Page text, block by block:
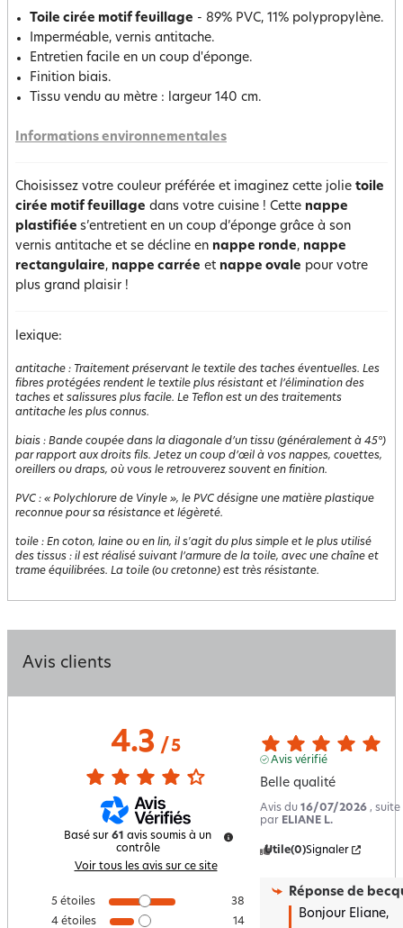
Toile cirée motif feuillage - 89% PVC, 11% polypropylène.
Imperméable, vernis antitache.
Entretien facile en un coup d'éponge.
Finition biais.
Tissu vendu au mètre : largeur 140 cm.
Informations environnementales
Choisissez votre couleur préférée et imaginez cette jolie toile
cirée motif feuillage dans votre cuisine ! Cette nappe
plastifiée s’entretient en un coup d’éponge grâce à son
vernis antitache et se décline en nappe ronde, nappe
rectangulaire, nappe carrée et nappe ovale pour votre
plus grand plaisir !
lexique:
antitache : Traitement préservant le textile des taches éventuelles. Les
fibres protégées rendent le textile plus résistant et l’élimination des
taches et salissures plus facile. Le Teflon est un des traitements
antitache les plus connus.
biais : Bande coupée dans la diagonale d’un tissu (généralement à 45°)
par rapport aux droits fils. Jetez un coup d’œil à vos nappes, couettes,
oreillers ou draps, où vous le retrouverez souvent en finition.
PVC : « Polychlorure de Vinyle », le PVC désigne une matière plastique
reconnue pour sa résistance et légèreté.
toile : En coton, laine ou en lin, il s'agit du plus simple et le plus utilisé
des tissus : il est réalisé suivant l’armure de la toile, avec une chaîne et
trame équilibrées. La toile (ou cretonne) est très résistante.
Avis clients
4.3/ 5
Basé sur 61 avis soumis à un
contrôle
Voir tous les avis sur ce site
5 étoiles
38
4 étoiles
14
Avis vérifié
Belle qualité
Avis du 16/07/2026 , suite
par ELIANE L.
Utile(0)Signaler
Réponse de
Bonjour Eliane,